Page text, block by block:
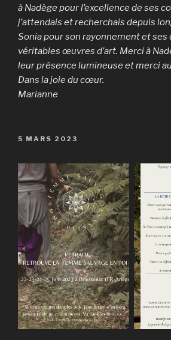
à Nadège pour l’excellence de ses
j’attendais et recherchais depuis
Sonia pour son rayonnement et ses
véritables œuvres d’art. Merci à
leur présence lumineuse et merci
Dans la joie du cœur.
Marianne
PUBLIÉ
5 MARS 2023